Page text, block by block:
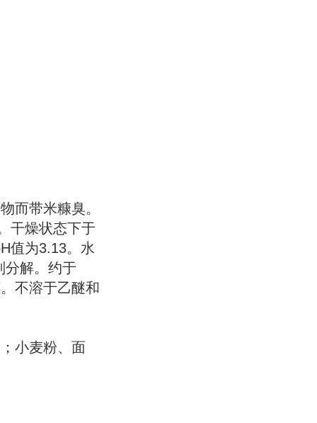
而带米糠臭。
干燥状态下于
值为3.13。水
分解。约于
不溶于乙醚和
小麦粉、面